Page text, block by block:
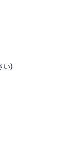
い)